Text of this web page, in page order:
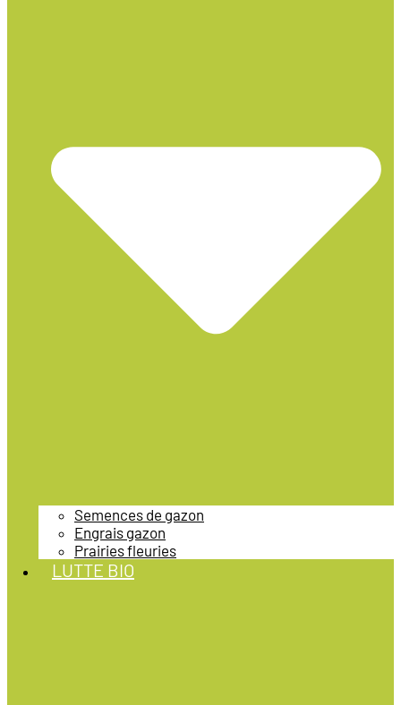
Semences de gazon
Engrais gazon
Prairies fleuries
LUTTE BIO